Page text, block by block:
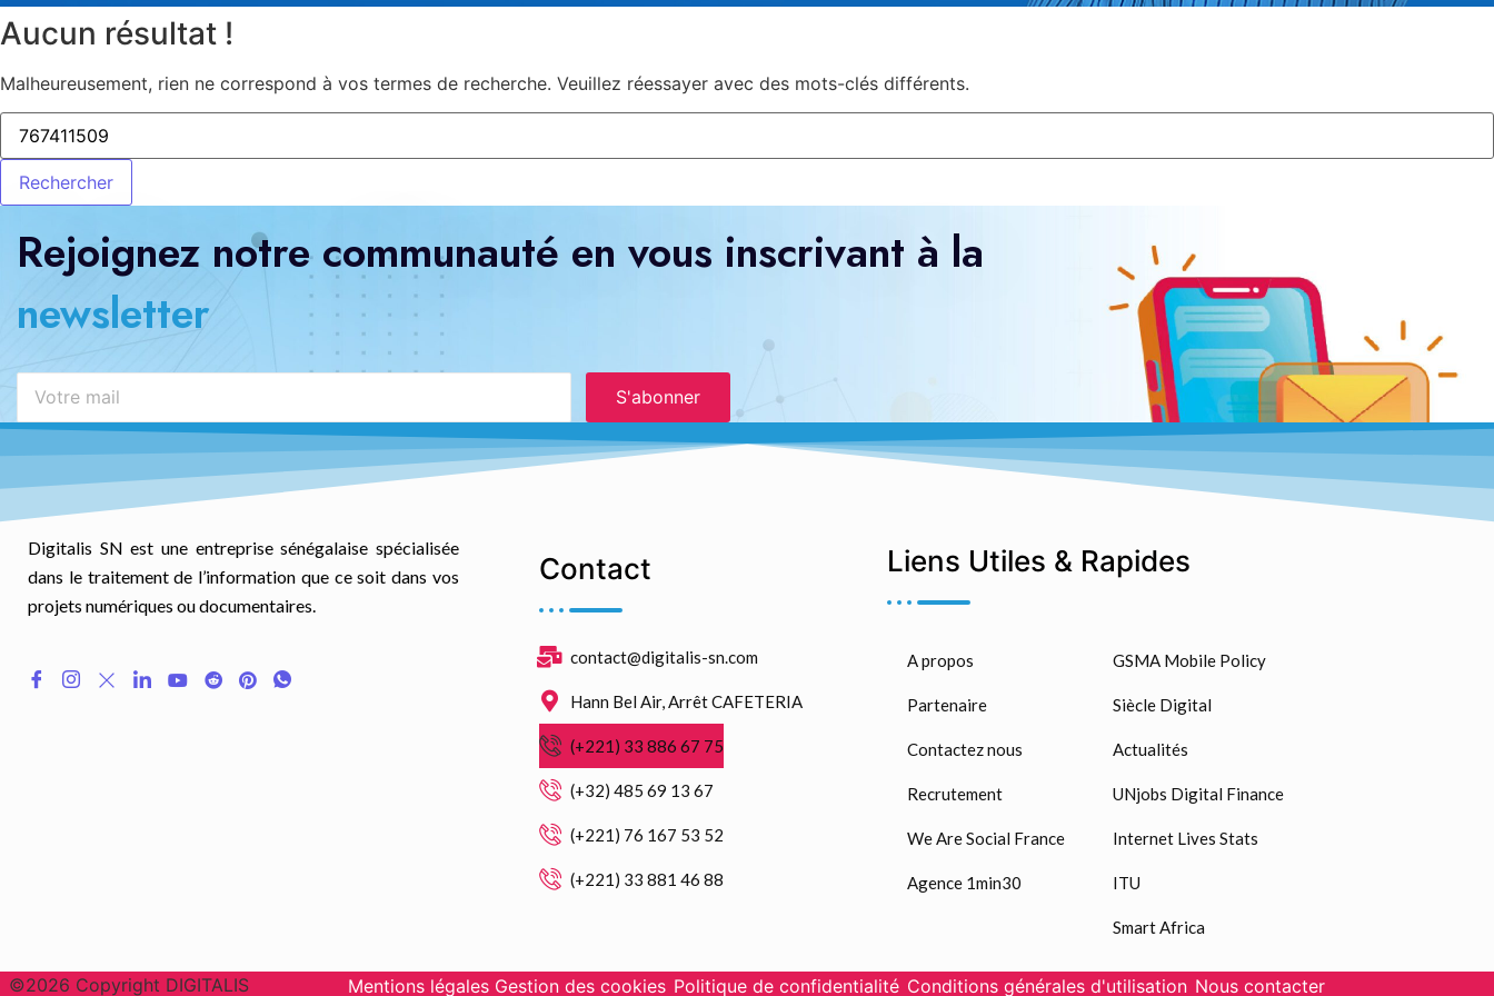
Aucun résultat !
Malheureusement, rien ne correspond à vos termes de recherche. Veuillez réessayer avec des mots-clés différents.
Rejoignez notre communauté en vous inscrivant à la
newsletter
S'abonner
Digitalis SN est une entreprise sénégalaise spécialisée
dans le traitement de l’information que ce soit dans vos
projets numériques ou documentaires.
Contact
contact@digitalis-sn.com
Hann Bel Air, Arrêt CAFETERIA
(+221) 33 886 67 75
(+32) 485 69 13 67
(+221) 76 167 53 52
(+221) 33 881 46 88
Liens Utiles & Rapides
A propos
Partenaire
Contactez nous
Recrutement
We Are Social France
Agence 1min30
GSMA Mobile Policy
Siècle Digital
Actualités
UNjobs Digital Finance
Internet Lives Stats
ITU
Smart Africa
©2026 Copyright DIGITALIS Mentions légales Gestion des cookies Politique de confidentialité Conditions générales d'utilisation Nous contacter